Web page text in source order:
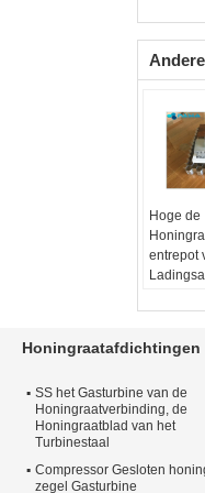
Hoge de
entrepot
jaar of 15
Maat:
Honingraatafdichtingen
SS het Gasturbine van de
Honingraatverbinding, de
Honingraatblad van het
Turbinestaal
Compressor Gesloten
zegel Gasturbine